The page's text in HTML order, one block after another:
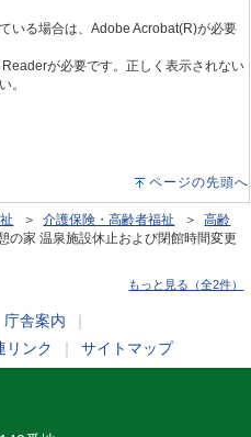
いる場合は、Adobe Acrobat(R)が必要
が必要です。正しく表示されない
。
ページの先頭へ
＞介護保険・高齢者福祉 ＞高齢
の家 温泉施設休止および閉館時間変更
もっと見る（全2件）
庁舎案内
リンク サイトマップ